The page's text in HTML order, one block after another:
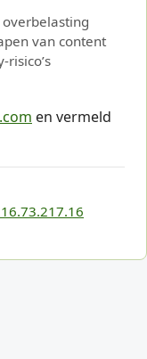
van content
en vermeld